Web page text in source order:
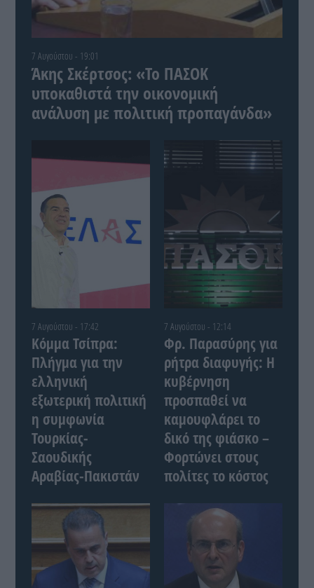
7 Αυγούστου - 19:01
Άκης Σκέρτσος: «Το ΠΑΣΟΚ
υποκαθιστά την οικονομική
ανάλυση με πολιτική προπαγάνδα»
7 Αυγούστου - 17:42
Κόμμα Τσίπρα:
Πλήγμα για την
ελληνική
εξωτερική πολιτική
η συμφωνία
Τουρκίας-
Σαουδικής
Αραβίας-Πακιστάν
7 Αυγούστου - 12:14
Φρ. Παρασύρης για
ρήτρα διαφυγής: Η
κυβέρνηση
προσπαθεί να
καμουφλάρει το
δικό της φιάσκο –
Φορτώνει στους
πολίτες το κόστος